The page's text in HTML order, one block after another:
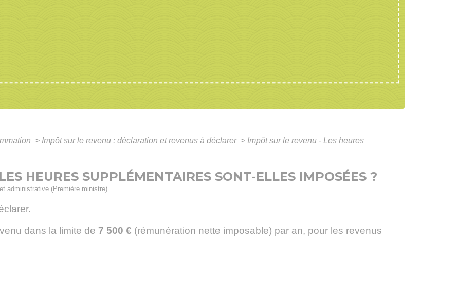
> Impôt sur le revenu : déclaration et revenus à déclarer > Impôt sur le revenu - Les heures
HEURES SUPPLÉMENTAIRES SONT-ELLES IMPOSÉES ?
administrative (Première ministre)
dans la limite de 7 500 € (rémunération nette imposable) par an, pour les revenus